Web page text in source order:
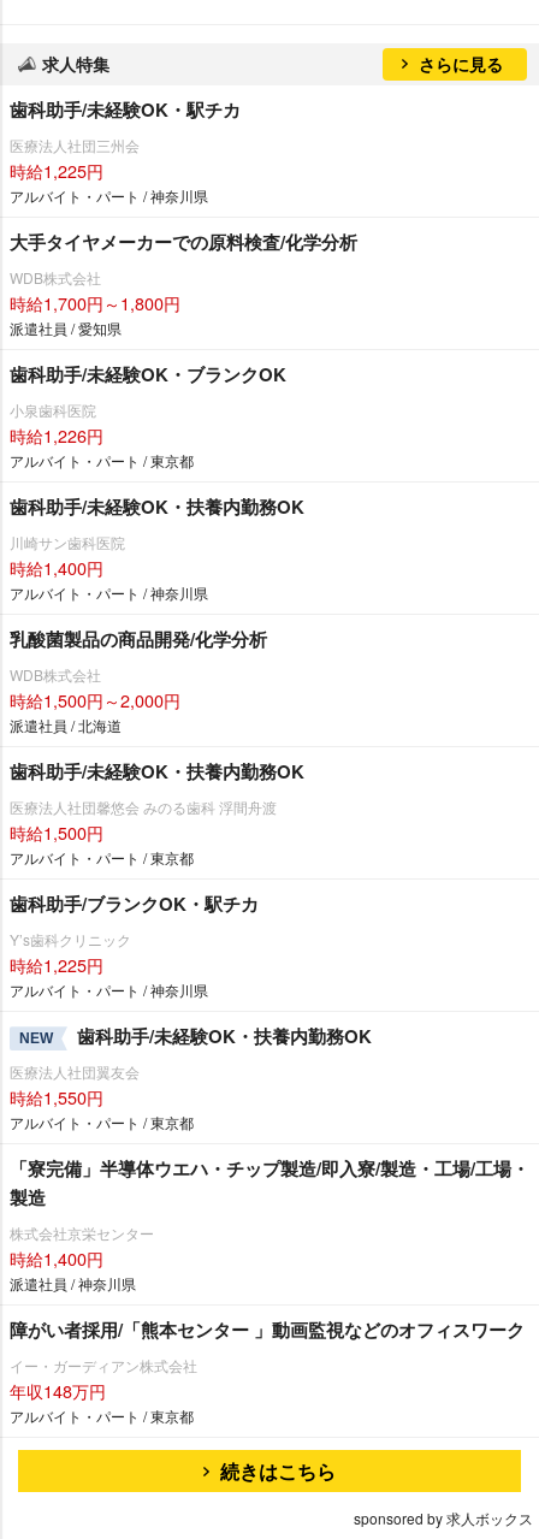
求人特集 さらに見る
歯科助手/未経験OK・駅チカ
医療法人社団三州会
時給1,225円
アルバイト・パート / 神奈川県
大手タイヤメーカーでの原料検査/化学分析
WDB株式会社
時給1,700円～1,800円
派遣社員 / 愛知県
歯科助手/未経験OK・ブランクOK
小泉歯科医院
時給1,226円
アルバイト・パート / 東京都
歯科助手/未経験OK・扶養内勤務OK
川崎サン歯科医院
時給1,400円
アルバイト・パート / 神奈川県
乳酸菌製品の商品開発/化学分析
WDB株式会社
時給1,500円～2,000円
派遣社員 / 北海道
歯科助手/未経験OK・扶養内勤務OK
医療法人社団馨悠会 みのる歯科 浮間舟渡
時給1,500円
アルバイト・パート / 東京都
歯科助手/ブランクOK・駅チカ
Y’s歯科クリニック
時給1,225円
アルバイト・パート / 神奈川県
NEW 歯科助手/未経験OK・扶養内勤務OK
医療法人社団翼友会
時給1,550円
アルバイト・パート / 東京都
「寮完備」半導体ウエハ・チップ製造/即入寮/製造・工場/工場・
製造
株式会社京栄センター
時給1,400円
派遣社員 / 神奈川県
障がい者採用/「熊本センター 」動画監視などのオフィスワーク
イー・ガーディアン株式会社
年収148万円
アルバイト・パート / 東京都
続きはこちら
sponsored by 求人ボックス